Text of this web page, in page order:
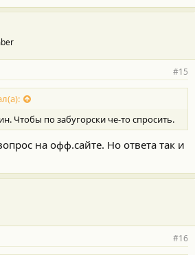
#15
Чтобы по забугорски че-то спросить.
на офф.сайте. Но ответа так и
#16